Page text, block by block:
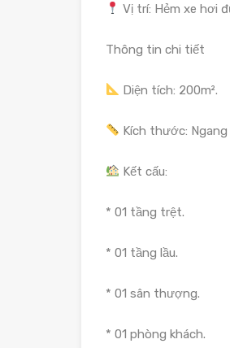
Vị trí: Hẻm xe hơi
Thông tin chi tiết
Diện tích: 200m².
Kích thước: Ngang
Kết cấu:
* 01 tầng trệt.
* 01 tầng lầu.
* 01 sân thượng.
* 01 phòng khách.